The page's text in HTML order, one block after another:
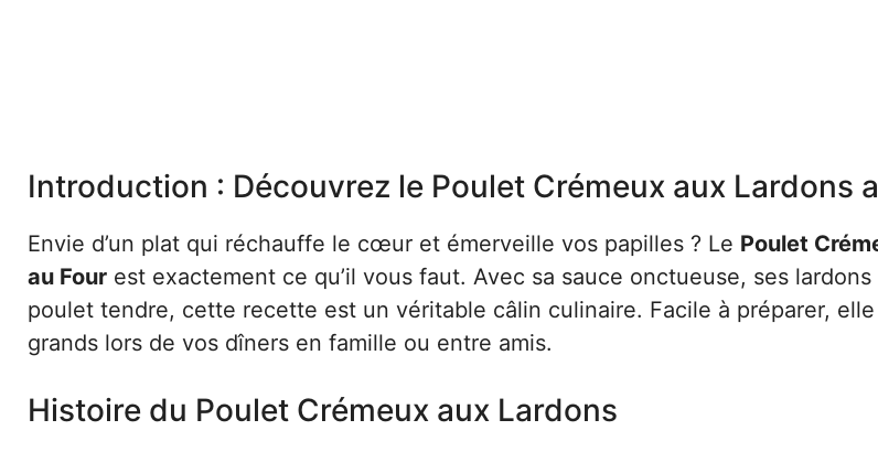
Introduction : Découvrez le Poulet Crémeux aux Lardons
Envie d’un plat qui réchauffe le cœur et émerveille vos papilles ? Le Poulet
au Four est exactement ce qu’il vous faut. Avec sa sauce onctueuse, ses
poulet tendre, cette recette est un véritable câlin culinaire. Facile à préparer,
grands lors de vos dîners en famille ou entre amis.
Histoire du Poulet Crémeux aux Lardons